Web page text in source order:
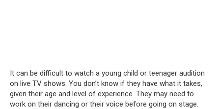
It can be difficult to watch a young child or teenager audition
on live TV shows. You don’t know if they have what it takes,
given their age and level of experience. They may need to
work on their dancing or their voice before going on stage.